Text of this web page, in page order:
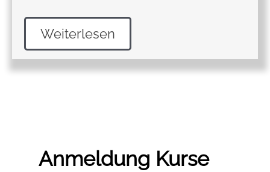
Weiterlesen
Anmeldung Kurse